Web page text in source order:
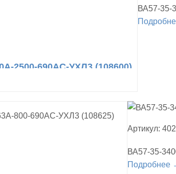
2500-690AC-УХЛ3 (108600)
ВА57-35-
Артикул:
ВА57-35-
Подробнее